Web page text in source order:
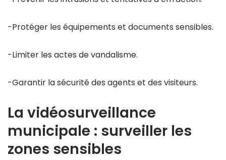
-Protéger les équipements et documents sensibles.
-Limiter les actes de vandalisme.
-Garantir la sécurité des agents et des visiteurs.
La vidéosurveillance
municipale : surveiller les
zones sensibles